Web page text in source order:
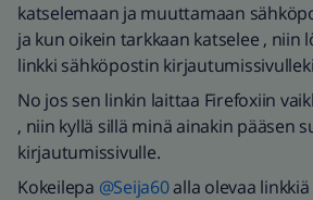
katselemaan ja muuttamaan
ja kun oikein tarkkaan katselee , niin
linkki sähköpostin
No jos sen linkin laittaa Firefoxiin
, niin kyllä sillä minä ainakin pääsen
kirjautumissivulle.
Kokeilepa @Seija60alla olevaa